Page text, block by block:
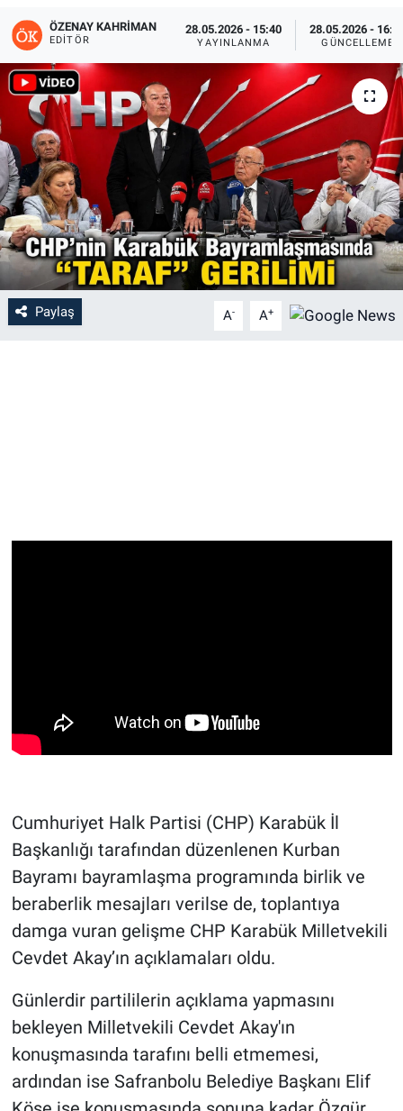
ÖZENAY KAHRIMAN
EDITÖR
28.05.2026 - 15:40
YAYINLANMA
28.05.2026 -
GÜNCELLEME
Paylaş A- A+
Cumhuriyet Halk Partisi (CHP) Karabük İl
Başkanlığı tarafından düzenlenen Kurban
Bayramı bayramlaşma programında birlik ve
beraberlik mesajları verilse de, toplantıya
damga vuran gelişme CHP Karabük Milletvekili
Cevdet Akay’ın açıklamaları oldu.
Günlerdir partililerin açıklama yapmasını
bekleyen Milletvekili Cevdet Akay'ın
konuşmasında tarafını belli etmemesi,
ardından ise Safranbolu Belediye Başkanı Elif